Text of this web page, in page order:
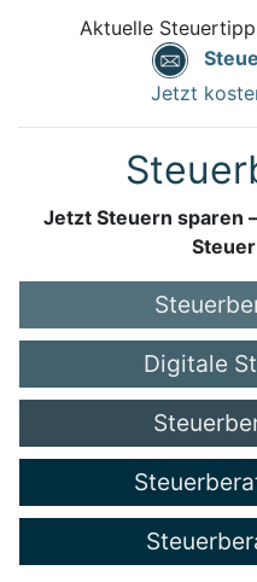
Aktuelle
Jetzt
Jetzt Steuern sparen
Digitale